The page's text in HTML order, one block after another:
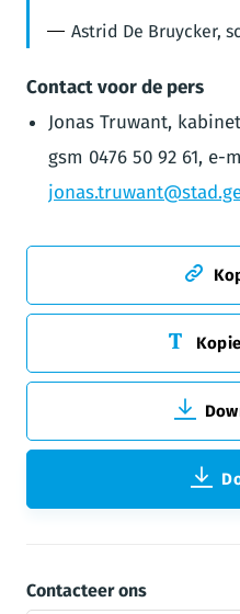
Astrid De Bruycker,
Contact voor de pers
Jonas Truwant,
gsm 0476 50 92 61, e-
Contacteer ons